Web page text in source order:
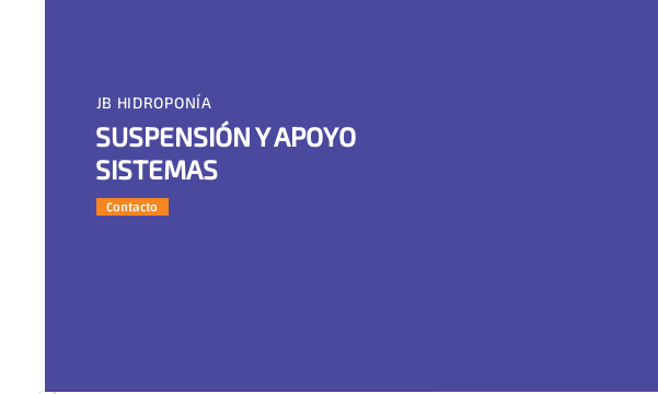
JB HIDROPONÍA
SUSPENSIÓN Y APOYO
SISTEMAS
Contacto